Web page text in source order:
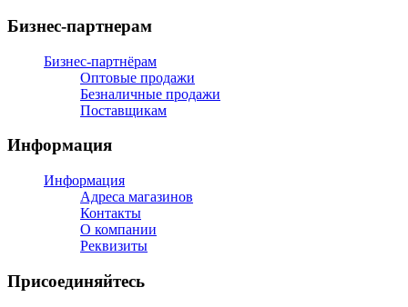
Бизнес-партнерам
Бизнес-партнёрам
Оптовые продажи
Безналичные продажи
Поставщикам
Информация
Информация
Адреса магазинов
Контакты
О компании
Реквизиты
Присоединяйтесь